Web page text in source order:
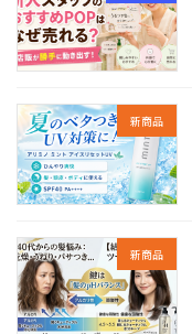
新商品
新商品